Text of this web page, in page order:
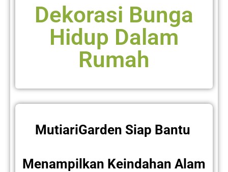
Dekorasi Bunga
Hidup Dalam
Rumah
MutiariGarden Siap Bantu
Menampilkan Keindahan Alam